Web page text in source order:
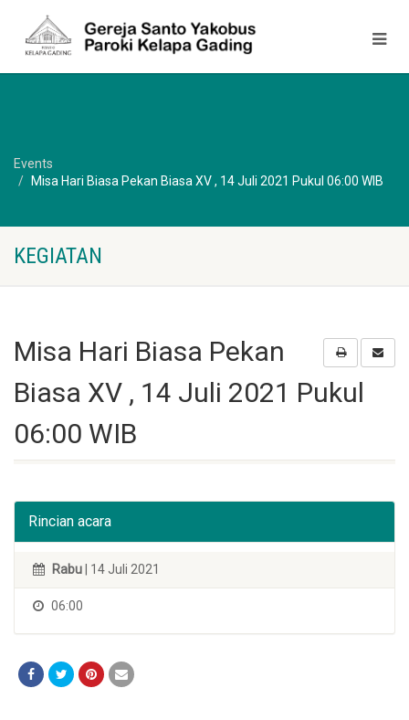
Events
Misa Hari Biasa Pekan Biasa XV , 14 Juli 2021 Pukul 06:00 WIB
KEGIATAN
Misa Hari Biasa Pekan
Biasa XV , 14 Juli 2021 Pukul
06:00 WIB
Rincian acara
Rabu | 14 Juli 2021
06:00